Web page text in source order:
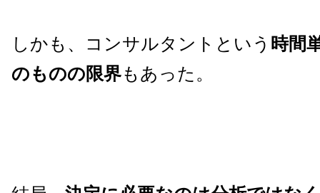
しかも、コンサルタントという 時間
のものの限界もあった。